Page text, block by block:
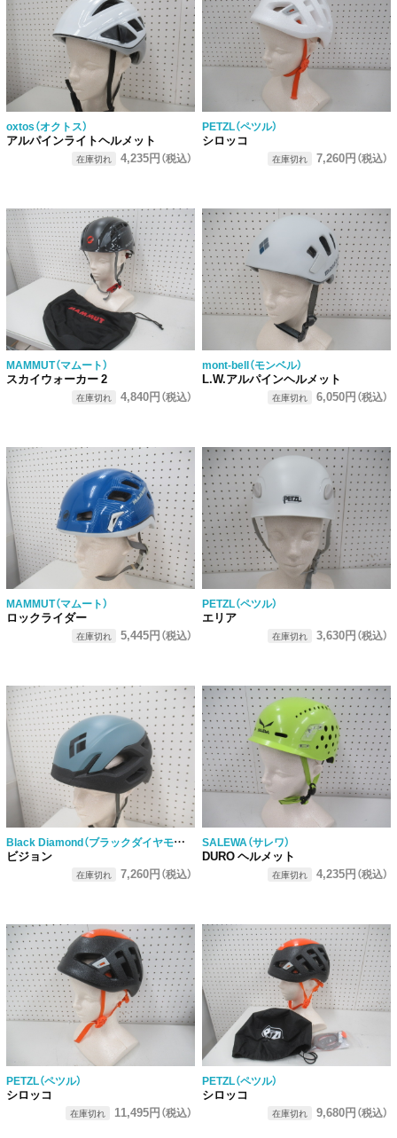
oxtos（オクトス）
アルパインライトヘルメット
在庫切れ 4,235円（税込）
PETZL（ペツル）
シロッコ
在庫切れ 7,260円（税込）
MAMMUT（マムート）
スカイウォーカー 2
在庫切れ 4,840円（税込）
mont-bell（モンベル）
L.W.アルパインヘルメット
在庫切れ 6,050円（税込）
MAMMUT（マムート）
ロックライダー
在庫切れ 5,445円（税込）
PETZL（ペツル）
エリア
在庫切れ 3,630円（税込）
Black Diamond（ブラックダイヤモンド）
ビジョン
在庫切れ 7,260円（税込）
SALEWA（サレワ）
DURO ヘルメット
在庫切れ 4,235円（税込）
PETZL（ペツル）
シロッコ
在庫切れ 11,495円（税込）
PETZL（ペツル）
シロッコ
在庫切れ 9,680円（税込）